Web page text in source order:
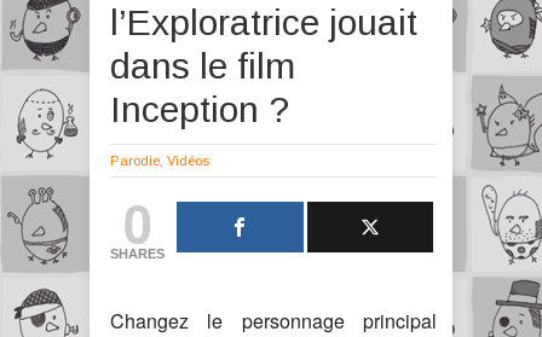
l’Exploratrice jouait
dans le film
Inception ?
Parodie Vidéos
0
SHARES
Changez le personnage principal